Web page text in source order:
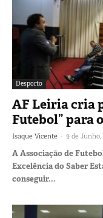
Desporto
AF Leiria cria
Futebol” para
Isaque Vicente - 9 de Junho,
A Associação de
Excelência do Saber
conseguir...